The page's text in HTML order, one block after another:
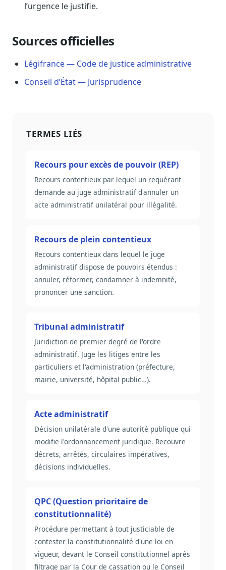
Nouveautés produit
Ils utilisent Legiwatch
Qui sommes-nous
Méthode, valeurs et équipe
Sécurité
Hébergement européen, RGPD
Kit média, contacts
l’urgence le justifie.
Sources officielles
Légifrance — Code de justice administrative
Conseil d’État — Jurisprudence
TERMES LIÉS
Recours pour excès de pouvoir (REP)
Recours contentieux par lequel un requérant
demande au juge administratif d'annuler un
acte administratif unilatéral pour illégalité.
Recours de plein contentieux
Recours contentieux dans lequel le juge
administratif dispose de pouvoirs étendus :
annuler, réformer, condamner à indemnité,
prononcer une sanction.
Tribunal administratif
Juridiction de premier degré de l'ordre
administratif. Juge les litiges entre les
particuliers et l'administration (préfecture,
mairie, université, hôpital public…).
Acte administratif
Décision unilatérale d'une autorité publique qui
modifie l'ordonnancement juridique. Recouvre
décrets, arrêtés, circulaires impératives,
décisions individuelles.
QPC (Question prioritaire de
constitutionnalité)
Procédure permettant à tout justiciable de
contester la constitutionnalité d'une loi en
vigueur, devant le Conseil constitutionnel après
filtrage par la Cour de cassation ou le Conseil